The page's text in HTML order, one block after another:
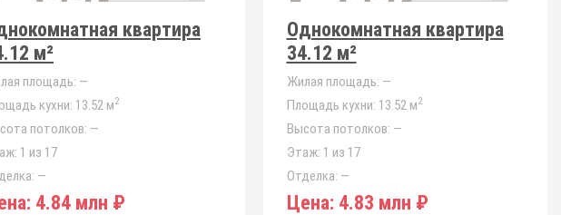
квартира
м²
площадь: —
кухни: 13.52 м2
потолков: —
1 из 17
—
4.84 млн ₽
Однокомнатная квартира
34.12 м²
Жилая площадь: —
Площадь кухни: 13.52 м2
Высота потолков: —
Этаж: 1 из 17
Отделка: —
Цена: 4.83 млн ₽